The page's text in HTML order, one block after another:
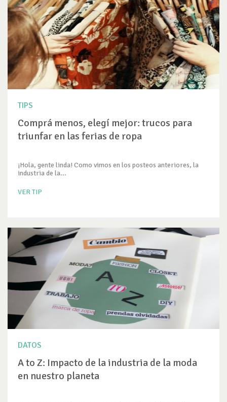
TIPS
Comprá menos, elegí mejor: trucos para
triunfar en las ferias de ropa
¡Hola, gente linda! Como vimos en los posteos anteriores, la
industria de la...
VER TIP
DATOS
A to Z: Impacto de la industria de la moda
en nuestro planeta